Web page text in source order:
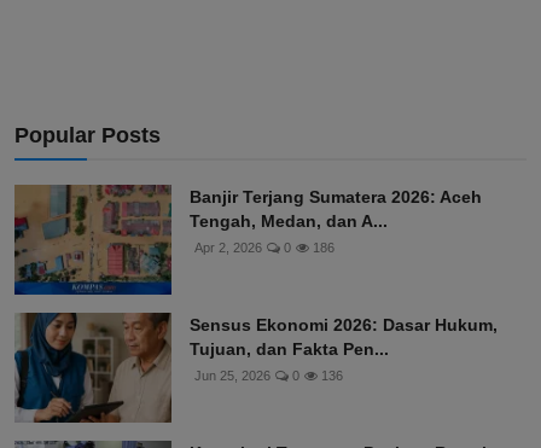
Popular Posts
Banjir Terjang Sumatera 2026: Aceh
Tengah, Medan, dan A...
Apr 2, 2026 0 186
Sensus Ekonomi 2026: Dasar Hukum,
Tujuan, dan Fakta Pen...
Jun 25, 2026 0 136